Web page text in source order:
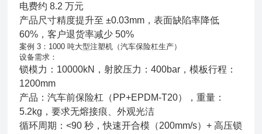
电费约 8.2 万元
产品尺寸精度提升至 ±0.03mm，表面缺陷率降低
60%，客户退货率减少 50%
案例 3：1000 吨大型注塑机（汽车保险杠生产）
设备需求：
锁模力：10000kN，射胶压力：400bar，模板行程：
1200mm
产品：汽车前保险杠（PP+EPDM-T20），重量：
5.2kg，要求无熔接痕、外观光洁
循环周期：<90 秒，快速开合模（200mm/s）+ 高压锁